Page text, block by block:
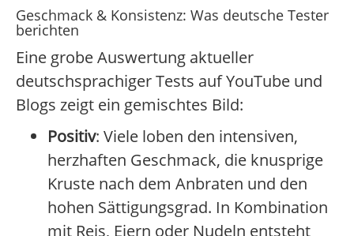
Geschmack & Konsistenz: Was deutsche Tester
berichten
Eine grobe Auswertung aktueller
deutschsprachiger Tests auf YouTube und
Blogs zeigt ein gemischtes Bild:
Positiv: Viele loben den intensiven,
herzhaften Geschmack, die knusprige
Kruste nach dem Anbraten und den
hohen Sättigungsgrad. In Kombination
mit Reis, Eiern oder Nudeln entsteht